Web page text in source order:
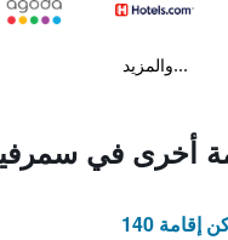
...والمزيد
أخرى في
140